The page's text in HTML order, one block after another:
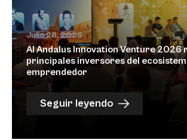
Julio 28, 2026
Al Andalus Innovation Venture 2026
principales inversores del
emprendedor
Seguir leyendo